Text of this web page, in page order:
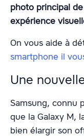
photo principal
expérience
On vous aide à
smartphone il
Une
Samsung, connu
que la Galaxy M,
bien élargir son